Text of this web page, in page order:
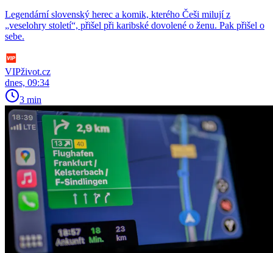
Legendární slovenský herec a komik, kterého Češi milují z
„veselohry století“, přišel při karibské dovolené o ženu. Pak přišel o
sebe.
VIPživot.cz
dnes, 09:34
3 min